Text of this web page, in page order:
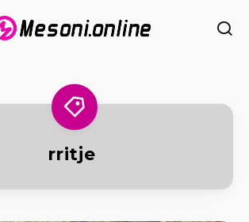
rritje